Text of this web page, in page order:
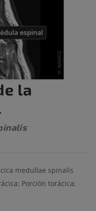
la
medullae spinalis
Porción torácica;